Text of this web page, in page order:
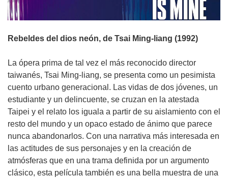
Rebeldes del dios neón, de Tsai Ming-liang (1992)
La ópera prima de tal vez el más reconocido director
taiwanés, Tsai Ming-liang, se presenta como un pesimista
cuento urbano generacional. Las vidas de dos jóvenes, un
estudiante y un delincuente, se cruzan en la atestada
Taipei y el relato los iguala a partir de su aislamiento con el
resto del mundo y un opaco estado de ánimo que parece
nunca abandonarlos. Con una narrativa más interesada en
las actitudes de sus personajes y en la creación de
atmósferas que en una trama definida por un argumento
clásico, esta película también es una bella muestra de una